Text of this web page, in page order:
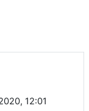
12:01